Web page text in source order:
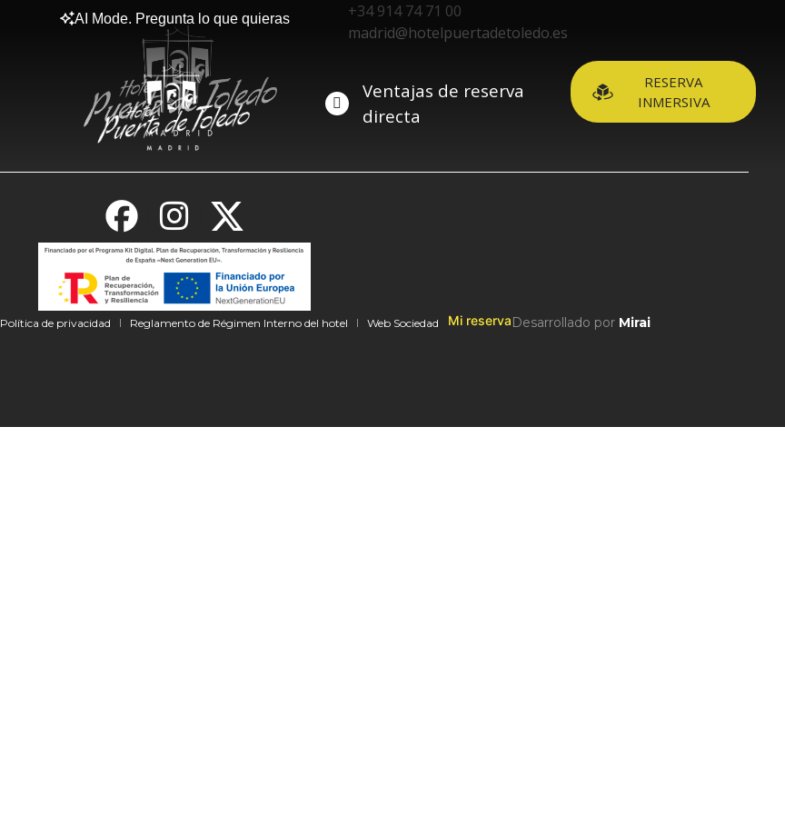
AI Mode. Pregunta lo que quieras
Ventajas de reserva
directa
RESERVA
INMERSIVA
+34 914 74 71 00
madrid@hotelpuertadetoledo.es
Política de privacidad Reglamento de Régimen Interno del hotel Web Sociedad Mi reservaDesarrollado por Mirai